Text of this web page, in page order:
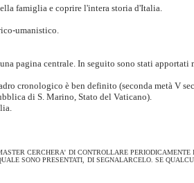
famiglia e coprire l'intera storia d'Italia.
umanistico.
pagina centrale. In seguito sono stati apportati
cronologico è ben definito (seconda metà V
di S. Marino, Stato del Vaticano).
CERCHERA' DI CONTROLLARE
SONO PRESENTATI, DI SEGNALARCELO. SE